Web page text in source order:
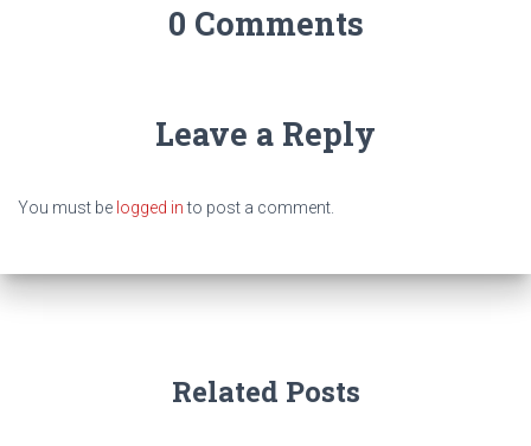
0 Comments
Leave a Reply
You must be logged into post a comment.
Related Posts